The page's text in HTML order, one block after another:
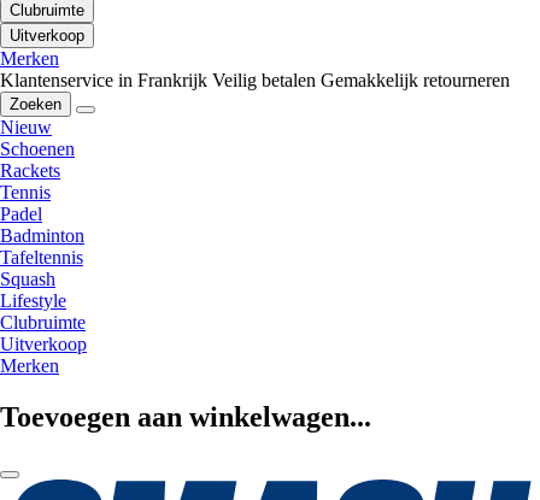
Clubruimte
Uitverkoop
Merken
Klantenservice in Frankrijk Veilig betalen Gemakkelijk retourneren
Zoeken
Nieuw
Schoenen
Rackets
Tennis
Padel
Badminton
Tafeltennis
Squash
Lifestyle
Clubruimte
Uitverkoop
Merken
Toevoegen aan winkelwagen...